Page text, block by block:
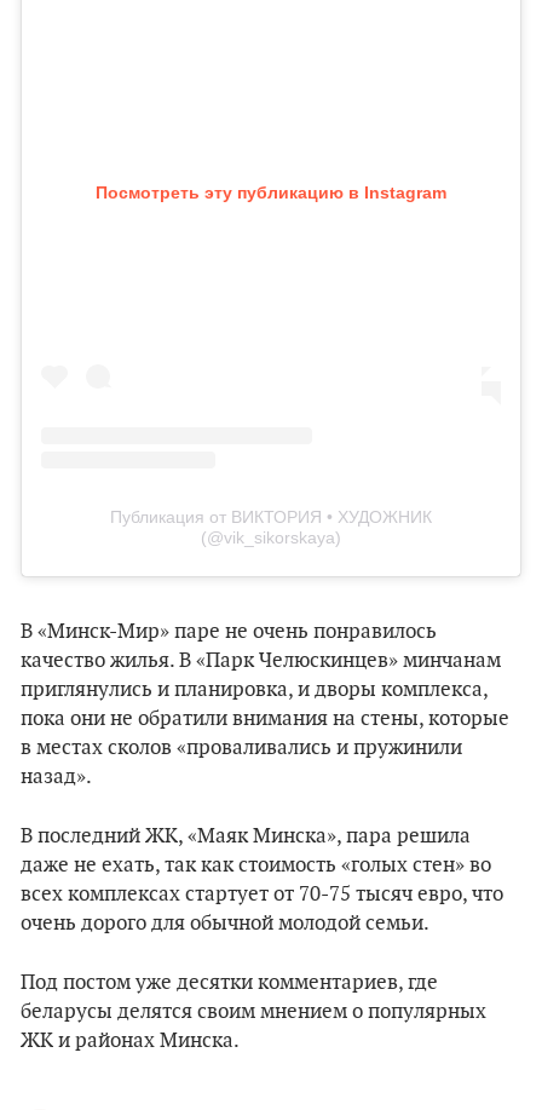
Посмотреть эту публикацию в Instagram
Публикация от ВИКТОРИЯ • ХУДОЖНИК
(@vik_sikorskaya)
В «Минск-Мир» паре не очень понравилось
качество жилья. В «Парк Челюскинцев» минчанам
приглянулись и планировка, и дворы комплекса,
пока они не обратили внимания на стены, которые
в местах сколов «проваливались и пружинили
назад».
В последний ЖК, «Маяк Минска», пара решила
даже не ехать, так как стоимость «голых стен» во
всех комплексах стартует от 70-75 тысяч евро, что
очень дорого для обычной молодой семьи.
Под постом уже десятки комментариев, где
беларусы делятся своим мнением о популярных
ЖК и районах Минска.